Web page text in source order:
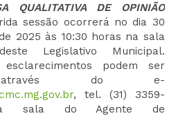
QUALITATIVA DE OPINIÃO
sessão ocorrerá no dia 30
2025 às 10:30 horas na sala
Legislativo Municipal.
podem ser
através do e-
, tel. (31) 3359-
sala do Agente de